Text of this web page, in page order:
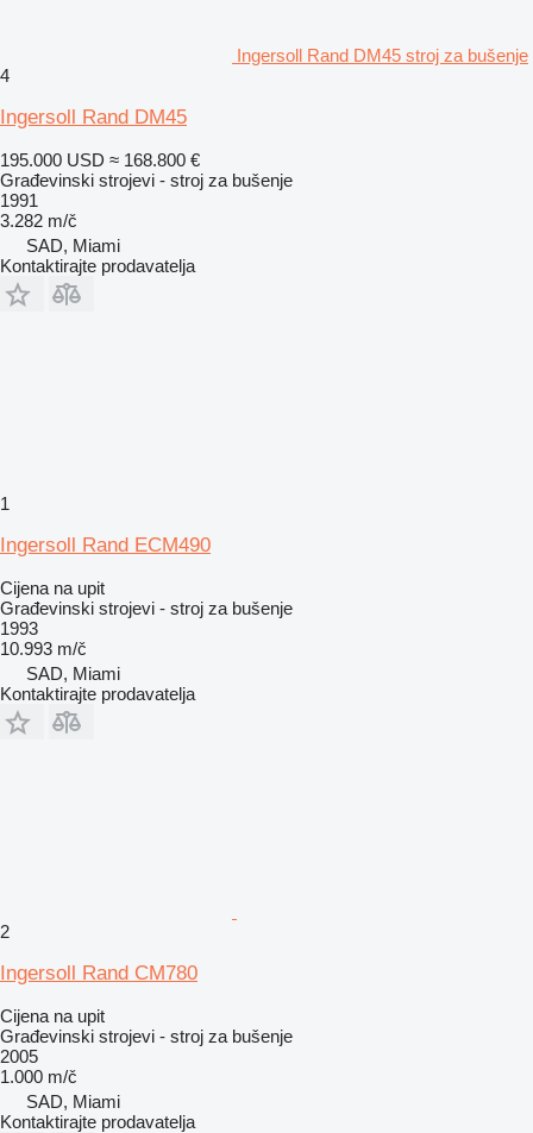
Ingersoll Rand DM45 stroj za bušenje
4
Ingersoll Rand DM45
195.000 USD ≈ 168.800 €
Građevinski strojevi - stroj za bušenje
1991
3.282 m/č
SAD, Miami
Kontaktirajte prodavatelja
1
Ingersoll Rand ECM490
Cijena na upit
Građevinski strojevi - stroj za bušenje
1993
10.993 m/č
SAD, Miami
Kontaktirajte prodavatelja
2
Ingersoll Rand CM780
Cijena na upit
Građevinski strojevi - stroj za bušenje
2005
1.000 m/č
SAD, Miami
Kontaktirajte prodavatelja